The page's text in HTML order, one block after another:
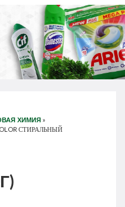
ХИМИЯ »
СТИРАЛЬНЫЙ